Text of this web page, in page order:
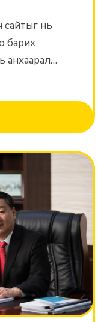
сайтыг нь
барих
анхаарал
байж
тухай вэ?
хийгээд үз.
байна